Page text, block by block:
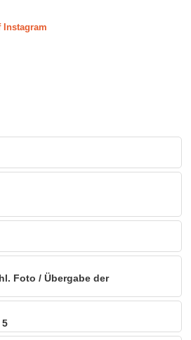
Instagram
Foto / Übergabe der